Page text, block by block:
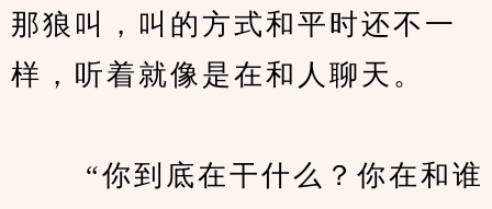
那狼叫，叫的方式和平时还不一
样，听着就像是在和人聊天。
“你到底在干什么？你在和谁